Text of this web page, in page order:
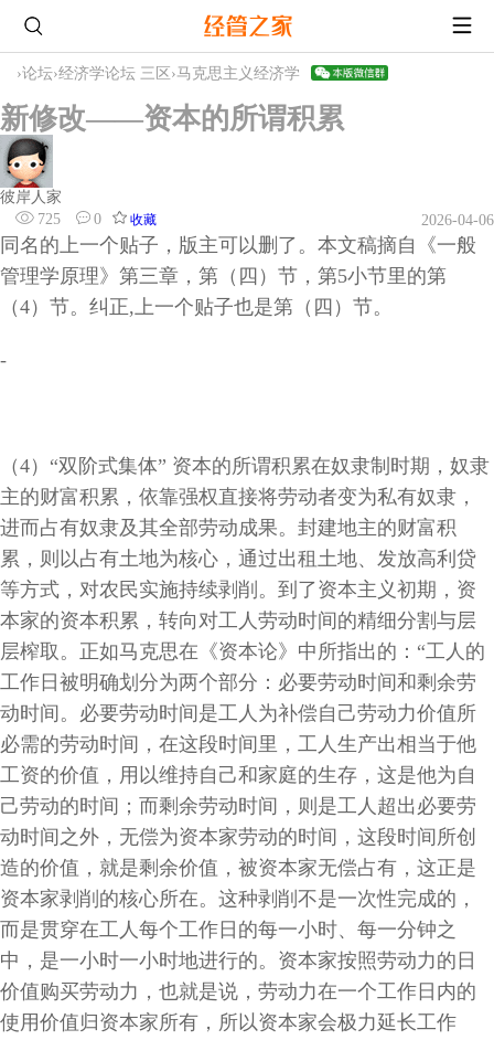
›论坛›经济学论坛 三区 ›马克思主义经济学
新修改——资本的所谓积累
彼岸人家
725
0 收藏 2026-04-06
同名的上一个贴子，版主可以删了。本文稿摘自《一般
管理学原理》第三章，第（四）节，第5小节里的第
（4）节。纠正,上一个贴子也是第（四）节。
-
（4）“双阶式集体” 资本的所谓积累在奴隶制时期，奴隶
主的财富积累，依靠强权直接将劳动者变为私有奴隶，
进而占有奴隶及其全部劳动成果。封建地主的财富积
累，则以占有土地为核心，通过出租土地、发放高利贷
等方式，对农民实施持续剥削。到了资本主义初期，资
本家的资本积累，转向对工人劳动时间的精细分割与层
层榨取。正如马克思在《资本论》中所指出的：“工人的
工作日被明确划分为两个部分：必要劳动时间和剩余劳
动时间。必要劳动时间是工人为补偿自己劳动力价值所
必需的劳动时间，在这段时间里，工人生产出相当于他
工资的价值，用以维持自己和家庭的生存，这是他为自
己劳动的时间；而剩余劳动时间，则是工人超出必要劳
动时间之外，无偿为资本家劳动的时间，这段时间所创
造的价值，就是剩余价值，被资本家无偿占有，这正是
资本家剥削的核心所在。这种剥削不是一次性完成的，
而是贯穿在工人每个工作日的每一小时、每一分钟之
中，是一小时一小时地进行的。资本家按照劳动力的日
价值购买劳动力，也就是说，劳动力在一个工作日内的
使用价值归资本家所有，所以资本家会极力延长工作